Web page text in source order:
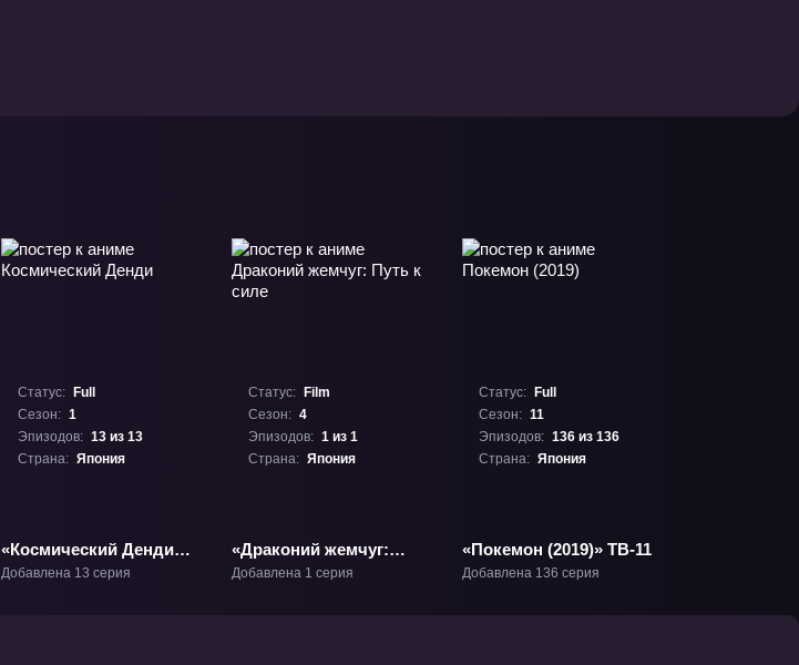
Статус:
Full
Сезон: 1
Эпизодов: 13 из 13
Страна: Япония
«Космический Денди»
ТВ-1
Добавлена 13 серия
Статус:
Film
Сезон: 4
Эпизодов: 1 из 1
Страна: Япония
«Драконий жемчуг:
Путь к силе» Фильм-4
Добавлена 1 серия
Статус:
Full
Сезон: 11
Эпизодов: 136 из 136
Страна: Япония
«Покемон (2019)» ТВ-11
Добавлена 136 серия